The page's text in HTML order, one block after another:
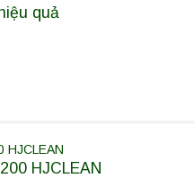
quả
HJCLEAN